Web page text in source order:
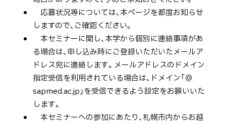
応募状況等については、本ページを都度お知らせ
しますので、ご確認ください。
本セミナーに関し、本学から個別に連絡事項があ
る場合は、申し込み時にご登録いただいたメールア
ドレス宛に連絡します。メールアドレスのドメイン
指定受信を利用されている場合は、ドメイン「＠
sapmed.ac.jp」を受信できるよう設定をお願いいた
します。
本セミナーへの参加にあたり、札幌市内からお越